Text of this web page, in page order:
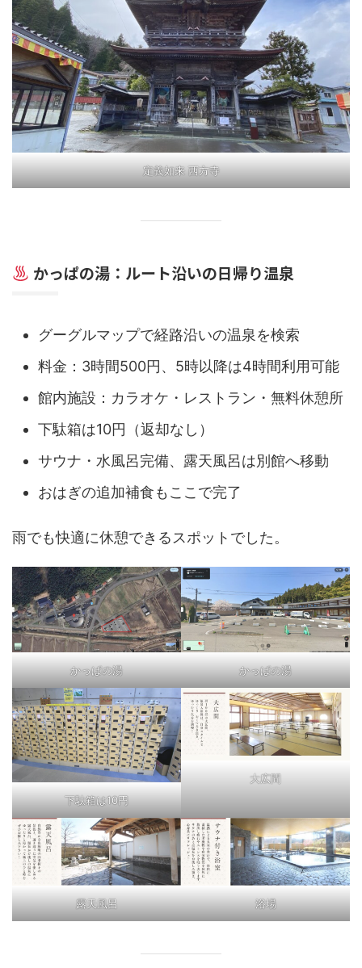
定義如来 西方寺
かっぱの湯：ルート沿いの日帰り温泉
グーグルマップで経路沿いの温泉を検索
料金：3時間500円、5時以降は4時間利用可能
館内施設：カラオケ・レストラン・無料休憩所
下駄箱は10円（返却なし）
サウナ・水風呂完備、露天風呂は別館へ移動
おはぎの追加補食もここで完了
雨でも快適に休憩できるスポットでした。
かっぱの湯 かっぱの湯
下駄箱は10円
大広間
露天風呂 浴場